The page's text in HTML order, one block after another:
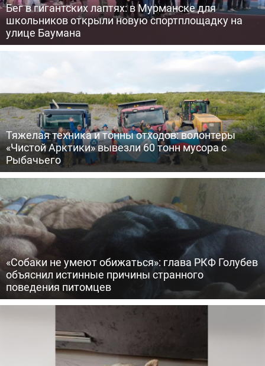
Бег в гигантских лаптях: в Мурманске для
школьников открыли новую спортплощадку на
улице Баумана
Тяжелая техника и тонны отходов: волонтеры
«Чистой Арктики» вывезли 60 тонн мусора с
Рыбачьего
«Собаки не умеют обижаться»: глава РКФ Голубев
объяснил истинные причины странного
поведения питомцев